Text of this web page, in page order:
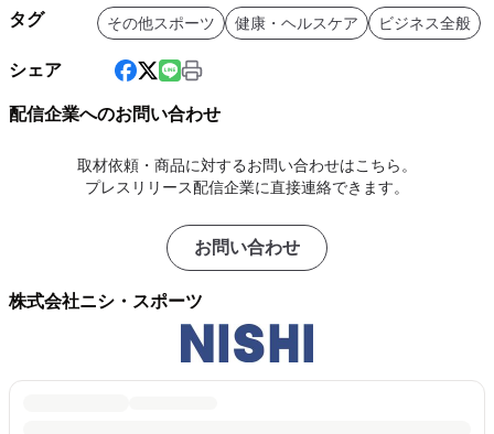
タグ その他スポーツ 健康・ヘルスケア ビジネス全般
シェア
配信企業へのお問い合わせ
取材依頼・商品に対するお問い合わせはこちら。
プレスリリース配信企業に直接連絡できます。
お問い合わせ
株式会社ニシ・スポーツ